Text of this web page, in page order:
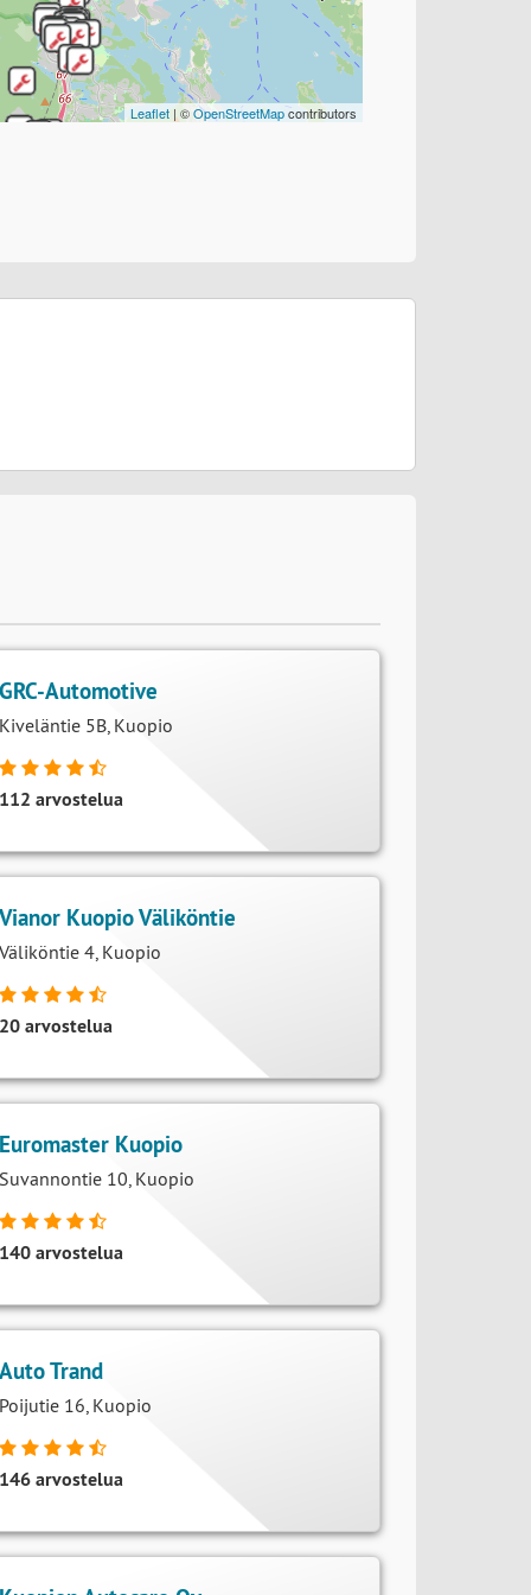
Leaflet| ©OpenStreetMapcontributors
Automotive
5B, Kuopio
arvostelua
Kuopio Väliköntie
4, Kuopio
arvostelua
Kuopio
10, Kuopio
arvostelua
Trand
16, Kuopio
arvostelua